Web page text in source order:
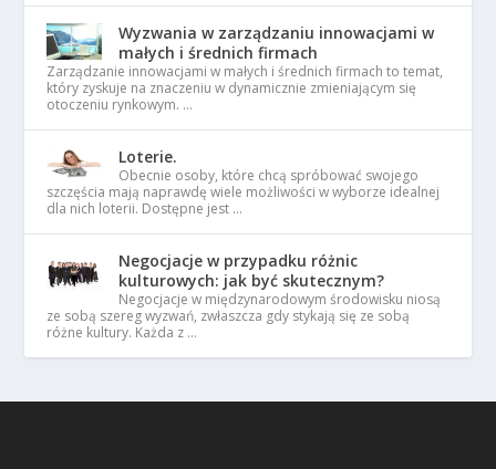
Wyzwania w zarządzaniu innowacjami w
małych i średnich firmach
Zarządzanie innowacjami w małych i średnich firmach to temat,
który zyskuje na znaczeniu w dynamicznie zmieniającym się
otoczeniu rynkowym. …
Loterie.
Obecnie osoby, które chcą spróbować swojego
szczęścia mają naprawdę wiele możliwości w wyborze idealnej
dla nich loterii. Dostępne jest …
Negocjacje w przypadku różnic
kulturowych: jak być skutecznym?
Negocjacje w międzynarodowym środowisku niosą
ze sobą szereg wyzwań, zwłaszcza gdy stykają się ze sobą
różne kultury. Każda z …